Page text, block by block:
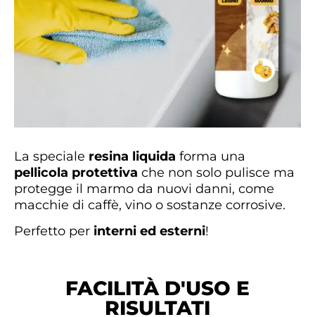
La speciale resina liquida forma una
pellicola protettiva che non solo pulisce ma
protegge il marmo da nuovi danni, come
macchie di caffè, vino o sostanze corrosive.
Perfetto per interni ed esterni!
FACILITÀ D'USO E
RISULTATI